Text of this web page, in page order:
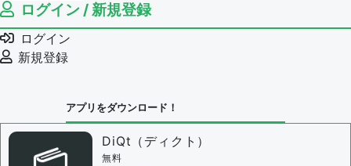
例文の編集権限を持つユーザー -
例文の編集を審査する
例文の削除を審査する
審査に対する投票権限を持つユーザー -
問題の編集権限を持つユーザー -
審査に対する投票権限を持つユーザー -
ログイン / 新規登録
ログイン
新規登録
アプリをダウンロード！
DiQt（ディクト）
無料